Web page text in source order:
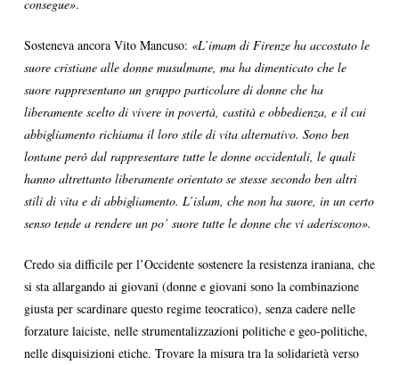
consegue».
Sosteneva ancora Vito Mancuso: «L’imam di Firenze ha accostato le
suore cristiane alle donne musulmane, ma ha dimenticato che le
suore rappresentano un gruppo particolare di donne che ha
liberamente scelto di vivere in povertà, castità e obbedienza, e il cui
abbigliamento richiama il loro stile di vita alternativo. Sono ben
lontane però dal rappresentare tutte le donne occidentali, le quali
hanno altrettanto liberamente orientato se stesse secondo ben altri
stili di vita e di abbigliamento. L’islam, che non ha suore, in un certo
senso tende a rendere un po’ suore tutte le donne che vi aderiscono».
Credo sia difficile per l’Occidente sostenere la resistenza iraniana, che
si sta allargando ai giovani (donne e giovani sono la combinazione
giusta per scardinare questo regime teocratico), senza cadere nelle
forzature laiciste, nelle strumentalizzazioni politiche e geo-politiche,
nelle disquisizioni etiche. Trovare la misura tra la solidarietà verso